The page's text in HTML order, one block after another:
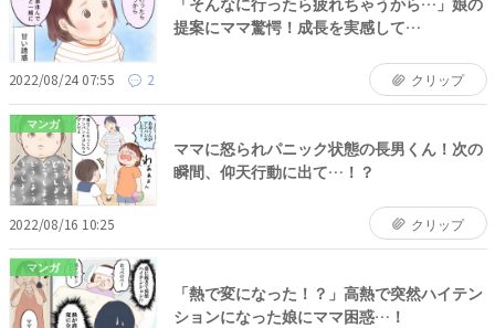
提案にママ驚愕！成長を実感して…
2022/08/24 07:55 2 クリップ
マンガ
ママに怒られパニック状態の長男くん！次の
瞬間、仰天行動に出て…！？
2022/08/16 10:25 クリップ
マンガ
「熱で変になった！？」高熱で突然ハイテン
ションになった娘にママ困惑…！